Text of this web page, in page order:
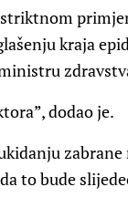
striktnom
kraja
dodao je.
to bude